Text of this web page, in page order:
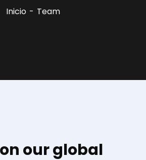
Inicio Team
our global